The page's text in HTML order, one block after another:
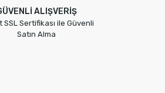
ALIŞVERİŞ
SSL Sertifikası ile Güvenli
Satın Alma